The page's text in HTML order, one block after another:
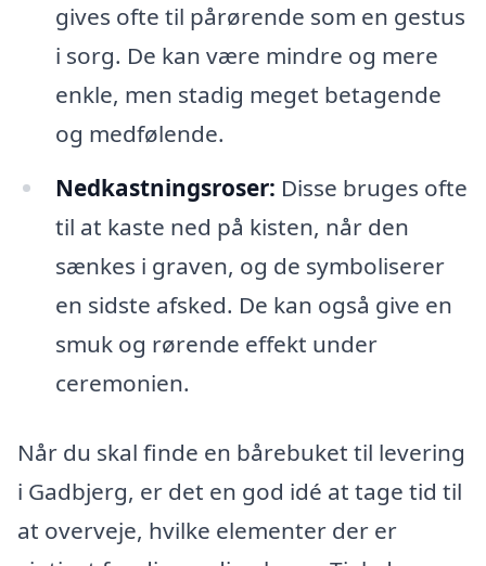
gives ofte til pårørende som en gestus
i sorg. De kan være mindre og mere
enkle, men stadig meget betagende
og medfølende.
Nedkastningsroser: Disse bruges ofte
til at kaste ned på kisten, når den
sænkes i graven, og de symboliserer
en sidste afsked. De kan også give en
smuk og rørende effekt under
ceremonien.
Når du skal finde en bårebuket til levering
i Gadbjerg, er det en god idé at tage tid til
at overveje, hvilke elementer der er